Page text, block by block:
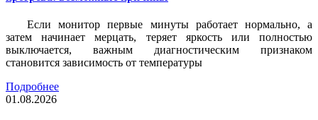
Если монитор первые минуты работает нормально, а
затем начинает мерцать, теряет яркость или полностью
выключается, важным диагностическим признаком
становится зависимость от температуры
Подробнее
01.08.2026